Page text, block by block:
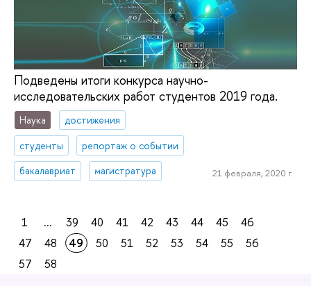
Подведены итоги конкурса научно-
исследовательских работ студентов 2019 года.
Наука
достижения
студенты
репортаж о событии
бакалавриат
магистратура 21 февраля, 2020 г.
1 ... 39 40 41 42 43 44 45
46
47
48 49 50 51 52 53 54 55
56
57
58